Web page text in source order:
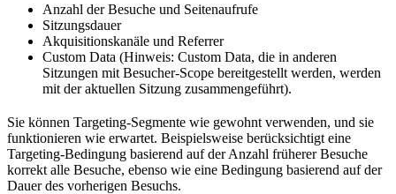
Anzahl der Besuche und Seitenaufrufe
Sitzungsdauer
Akquisitionskanäle und Referrer
Custom Data (Hinweis: Custom Data, die in anderen
Sitzungen mit Besucher-Scope bereitgestellt werden, werden
mit der aktuellen Sitzung zusammengeführt).
Sie können Targeting-Segmente wie gewohnt verwenden, und sie
funktionieren wie erwartet. Beispielsweise berücksichtigt eine
Targeting-Bedingung basierend auf der Anzahl früherer Besuche
korrekt alle Besuche, ebenso wie eine Bedingung basierend auf der
Dauer des vorherigen Besuchs.